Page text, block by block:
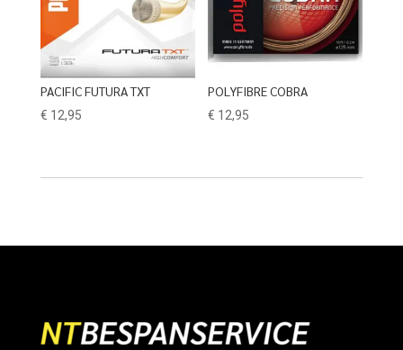
PACIFIC FUTURA TXT
€ 12,95
POLYFIBRE COBRA
€ 12,95